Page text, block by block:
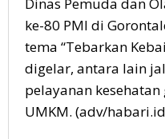
ke-80 PMI di
tema “Tebarkan
digelar, antara lain
pelayanan
UMKM. (adv/